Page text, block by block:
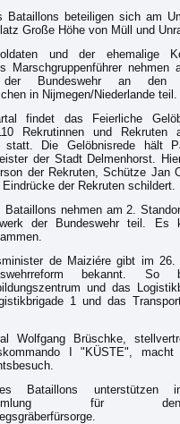
Bataillons beteiligen sich am
Große Höhe von Müll und
und der ehemalige
Marschgruppenführer
der Bundeswehr an den
in Nijmegen/Niederlande teil.
findet das Feierliche
Rekrutinnen und
statt. Die Gelöbnisrede hält
der Stadt Delmenhorst.
der Rekruten, Schütze Jan
der Rekruten schildert.
Bataillons nehmen am 2.
der Bundeswehr teil. Es
de Maiziére gibt im 26.
bekannt. So
und das
1 und das
Wolfgang Brüschke,
I "KÜSTE",
Bataillons unterstützen
für